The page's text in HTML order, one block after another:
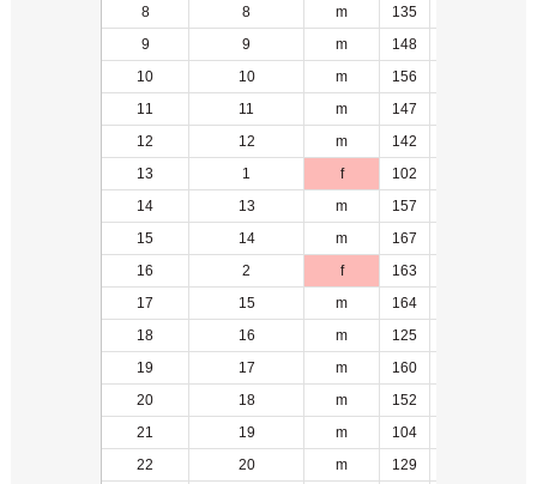
8
8 m 135
9
9 m 148
10
10 m 156
11
11 m 147
12
12 m 142
13
1 f 102
14
13 m 157
15
14 m 167
16
2 f 163
17
15 m 164
18
16 m 125
19
17 m 160
20
18 m 152
21
19 m 104
22
20 m 129